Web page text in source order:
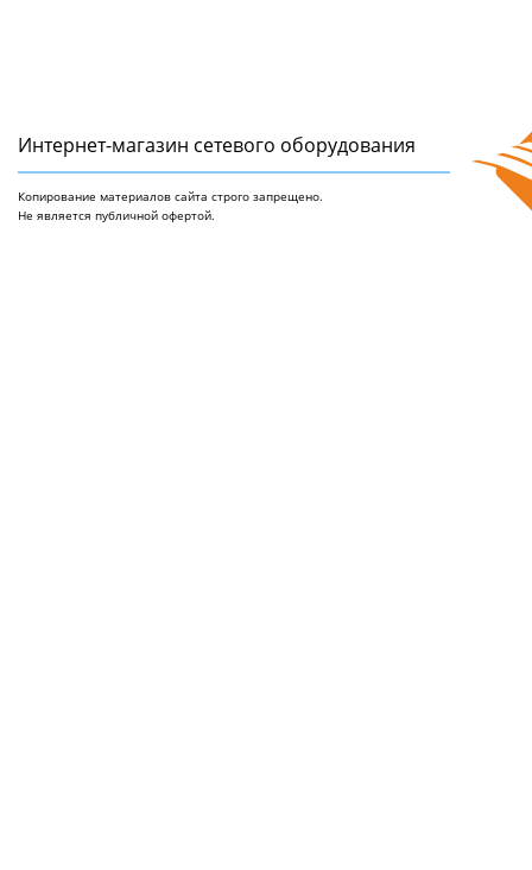
Интернет-магазин сетeвого оборудования
Копирование материалов сайта строго запрещено.
Не является публичной офертой.